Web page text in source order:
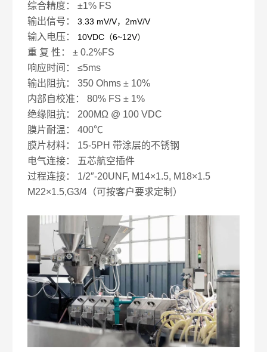
综合精度： ±1% FS
输出信号：3.33 mV/V， 2mV/V
输入电压： 10VDC （6~12V）
重 复 性： ± 0.2%FS
响应时间： ≤5ms
输出阻抗： 350 Ohms ± 10%
内部自校准： 80% FS ± 1%
绝缘阻抗： 200MΩ @ 100 VDC
膜片耐温： 400℃
膜片材料： 15-5PH 带涂层的不锈钢
电气连接： 五芯航空插件
过程连接： 1/2″-20UNF, M14×1.5, M18×1.5
M22×1.5,G3/4（可按客户要求定制）